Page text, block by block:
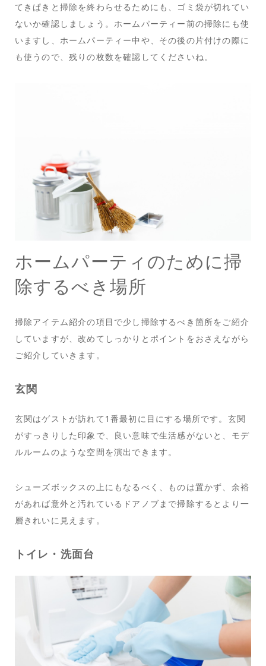
てきぱきと掃除を終わらせるためにも、ゴミ袋が切れてい
ないか確認しましょう。ホームパーティー前の掃除にも使
いますし、ホームパーティー中や、その後の片付けの際に
も使うので、残りの枚数を確認してくださいね。
ホームパーティのために掃
除するべき場所
掃除アイテム紹介の項目で少し掃除するべき箇所をご紹介
していますが、改めてしっかりとポイントをおさえながら
ご紹介していきます。
玄関
玄関はゲストが訪れて1番最初に目にする場所です。玄関
がすっきりした印象で、良い意味で生活感がないと、モデ
ルルームのような空間を演出できます。
シューズボックスの上にもなるべく、ものは置かず、余裕
があれば意外と汚れているドアノブまで掃除するとより一
層きれいに見えます。
トイレ・洗面台